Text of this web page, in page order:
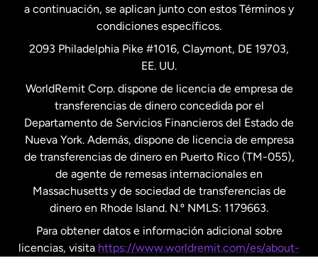
Países Bajos
Suecia
a continuación, se aplican junto con estos Términos y
condiciones específicos.
2093 Philadelphia Pike #1016, Claymont, DE 19703,
EE. UU.
WorldRemit Corp. dispone de licencia de empresa de
transferencias de dinero concedida por el
Departamento de Servicios Financieros del Estado de
Nueva York. Además, dispone de licencia de empresa
de transferencias de dinero en Puerto Rico (TM-055),
de agente de remesas internacionales en
Massachusetts y de sociedad de transferencias de
dinero en Rhode Island. N.º NMLS: 1179663.
Para obtener datos e información adicional sobre
licencias, visita https://www.worldremit.com/es/about-